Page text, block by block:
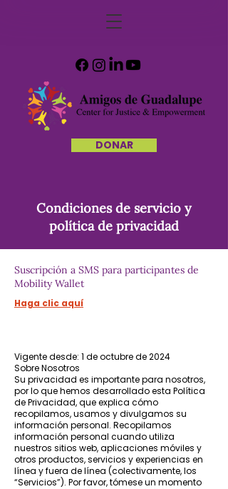
DONAR
Condiciones de servicio y
política de privacidad
Suscripción a SMS para participantes de
Mobility Wallet
Haga clic aquí
Vigente desde: 1 de octubre de 2024
Sobre Nosotros
Su privacidad es importante para nosotros,
por lo que hemos desarrollado esta Política
de Privacidad, que explica cómo
recopilamos, usamos y divulgamos su
información personal. Recopilamos
información personal cuando utiliza
nuestros sitios web, aplicaciones móviles y
otros productos, servicios y experiencias en
línea y fuera de línea (colectivamente, los
“Servicios”). Por favor, tómese un momento